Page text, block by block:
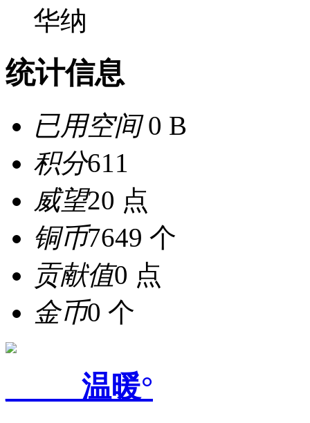
华纳
统计信息
已用空间0 B
积分611
威望20 点
铜币7649 个
贡献值0 点
金币0 个
_____温暖°